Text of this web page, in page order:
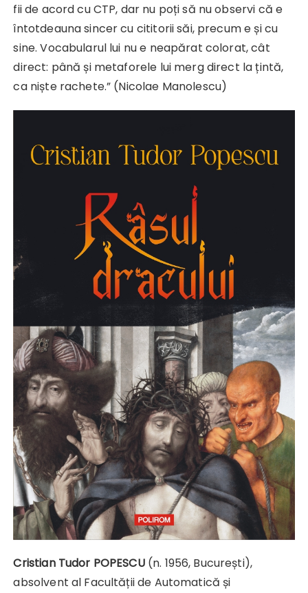
fii de acord cu CTP, dar nu poți să nu observi că e
întotdeauna sincer cu cititorii săi, precum e și cu
sine. Vocabularul lui nu e neapărat colorat, cât
direct: până și metaforele lui merg direct la țintă,
ca niște rachete.” (Nicolae Manolescu)
Cristian Tudor POPESCU(n. 1956, București),
absolvent al Facultății de Automatică și